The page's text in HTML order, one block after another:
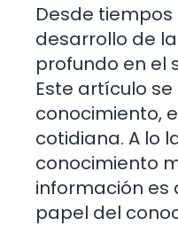
Desde
desarrollo de
profundo en el
Este artículo
conocimiento,
cotidiana. A lo
conocimiento
información es
papel del